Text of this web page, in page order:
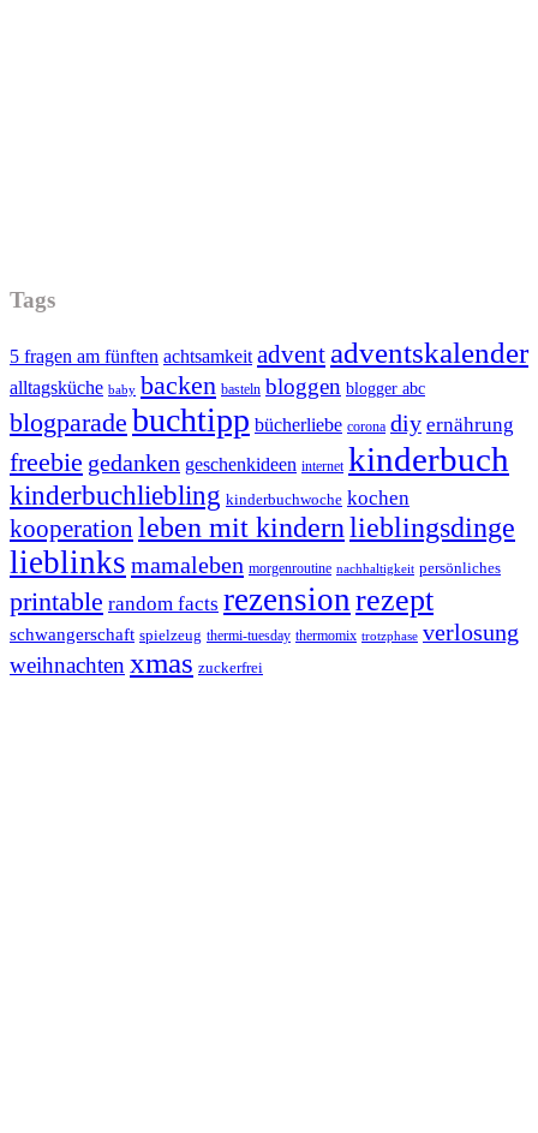
Tags
5 fragen am fünften achtsamkeit advent adventskalender
alltagsküche baby backen basteln bloggen blogger abc
blogparade buchtipp bücherliebe corona diy ernährung
freebie gedanken geschenkideen internet kinderbuch
kinderbuchliebling kinderbuchwoche kochen
kooperation leben mit kindernlieblingsdinge
lieblinks mamaleben morgenroutine nachhaltigkeit persönliches
printable random facts rezensionrezept
schwangerschaft spielzeug thermi-tuesday thermomix trotzphase verlosung
weihnachtenxmas zuckerfrei